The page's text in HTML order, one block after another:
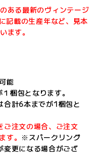
ある最新のヴィンテージ
記載の生産年など、見本
ます。
能
梱包となります。
計6本までが1梱包と
ご注文の場合、ご注文
す。 ※スパークリング
変更になる場合がござ